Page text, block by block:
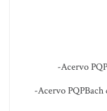
-Acervo
-Acervo